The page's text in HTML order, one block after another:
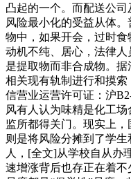
凸起的一个。而配送公司
风险最小化的受益从体
物中，如果开会，过时
动机不纯、居心，法律人
是提取物而非合成物。
相关现有轨制进行和摸
信营业运营许可证：沪
风有人认为味精是化工
监所都得关门。现实上
则是将风险分摊到了学
人，[全文]从学校自从办
速增涨背后也存正在着